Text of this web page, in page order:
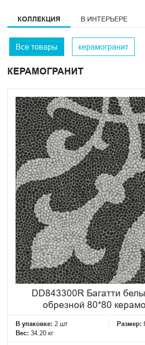
узор независимо от направления.
серый. Обрезные края способствуют
соприкосновению краев плит при
иллюзию керамического полотна с
использовать в людных местах с
трафиком.
КОЛЛЕКЦИЯ В ИНТЕРЬЕРЕ
Все товары керамогранит
КЕРАМОГРАНИТ
DD843300R Багатти
обрезной 80*80
В упаковке: 2 шт Размер:
Вес: 34.20 кг